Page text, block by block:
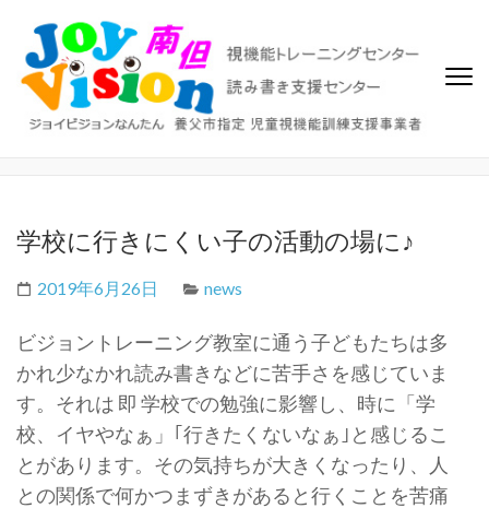
学校に行きにくい子の活動の場に♪
2019年6月26日 news
ビジョントレーニング教室に通う子どもたちは多
かれ少なかれ読み書きなどに苦手さを感じていま
す。それは 即 学校での勉強に影響し、時に「学
校、イヤやなぁ」｢行きたくないなぁ｣と感じるこ
とがあります。その気持ちが大きくなったり、人
との関係で何かつまずきがあると行くことを苦痛